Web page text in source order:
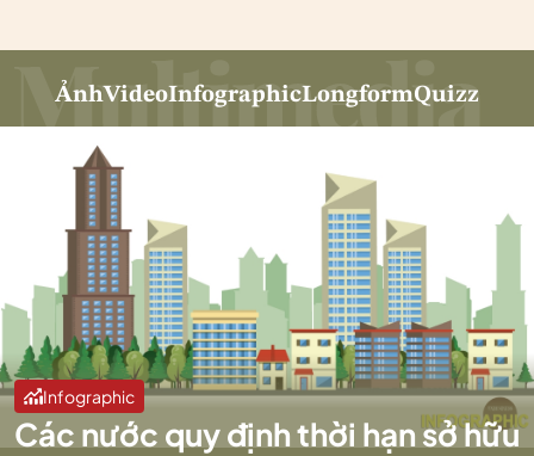
ẢnhVideoInfographicLongformQuizz
Infographic
Các nước quy định thời hạn sở hữu